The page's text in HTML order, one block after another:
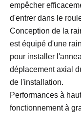
empêcher
d'entrer dans le
Conception de la
est équipé d'une
pour installer
déplacement axial
de l'installation.
Performances à
fonctionnement à